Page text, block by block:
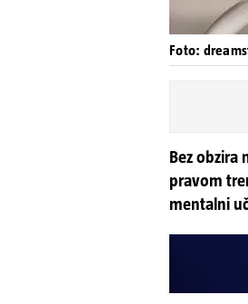
Foto:
Bez obzira
pravom
mentalni